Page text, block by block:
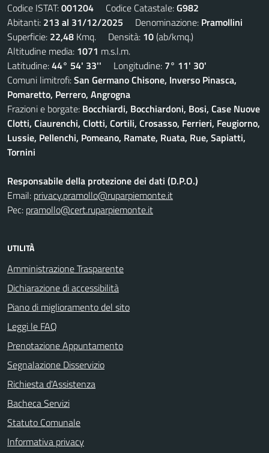
Codice ISTAT:001204 Codice Catastale:G982
Abitanti: 213 al 31/12/2025 Denominazione: Pramollini
Superficie: 22,48 Kmq. Densità: 10(ab/kmq.)
Altitudine media: 1071 m.s.l.m.
Latitudine:44° 54' 33'' Longitudine: 7° 11' 30'
Comuni limitrofi:San Germano Chisone, Inverso Pinasca,
Pomaretto, Perrero, Angrogna
Frazioni e borgate: Bocchiardi, Bocchiardoni, Bosi, Case Nuove
Clotti, Ciaurenchi, Clotti, Cortili, Crosasso, Ferrieri, Feugiorno,
Lussie, Pellenchi, Pomeano, Ramate, Ruata, Rue, Sapiatti,
Tornini
Responsabile della protezione dei dati (D.P.O.)
Email: privacy.pramollo@ruparpiemonte.it
Pec: pramollo@cert.ruparpiemonte.it
UTILITÀ
Amministrazione Trasparente
Dichiarazione di accessibilità
Piano di miglioramento del sito
Leggi le FAQ
Prenotazione Appuntamento
Segnalazione Disservizio
Richiesta d'Assistenza
Bacheca Servizi
Statuto Comunale
Informativa privacy